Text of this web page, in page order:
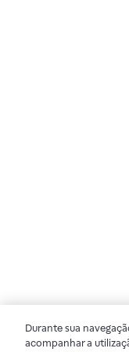
Durante sua
acompanhar a